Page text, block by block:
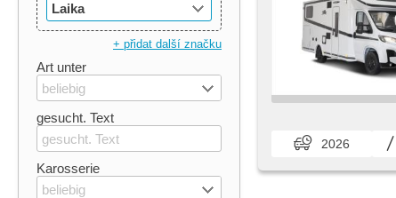
Laika
+ přidat další značku
Art unter
beliebig
gesucht. Text
Karosserie
beliebig
2026